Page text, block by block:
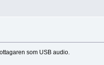
som USB audio.